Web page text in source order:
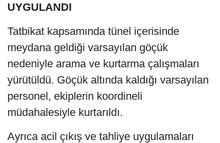
UYGULANDI
Tatbikat kapsamında tünel içerisinde
meydana geldiği varsayılan göçük
nedeniyle arama ve kurtarma çalışmaları
yürütüldü. Göçük altında kaldığı varsayılan
personel, ekiplerin koordineli
müdahalesiyle kurtarıldı.
Ayrıca acil çıkış ve tahliye uygulamaları